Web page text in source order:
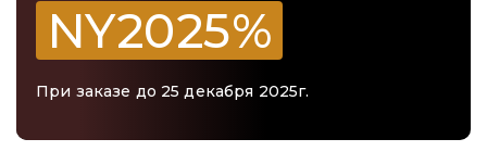
NY2025%
При заказе до 25 декабря 2025г.